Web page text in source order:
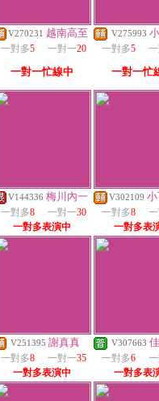
V270231 越南高至
一對多5 一對一20
一對一忙線中
V275993
一對多5
一對一忙
V144336 梅川內一
一對多8 一對一30
一對多表演中
V302109
一對多8
一對多表
V251395 謝真真
一對多8 一對一35
一對多表演中
V307663
一對多6
一對多表